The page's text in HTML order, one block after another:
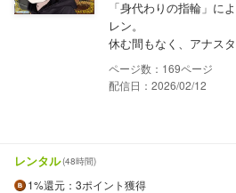
「身代わりの指輪」に
レン。
休む間もなく、アナス
169
配信日：2026/02/12
レンタル(48時間)
1%還元 ：3ポイント獲得